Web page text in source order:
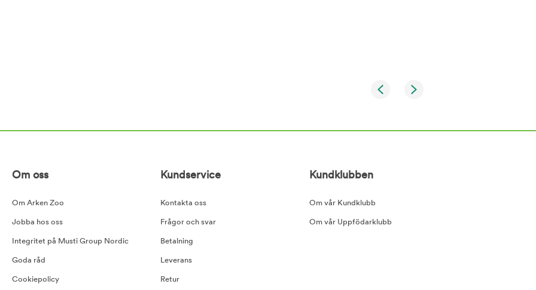
Om oss
Om Arken Zoo
Jobba hos oss
Integritet på Musti Group Nordic
Goda råd
Cookiepolicy
Kundservice
Kontakta oss
Frågor och svar
Betalning
Leverans
Retur
Kundklubben
Om vår Kundklubb
Om vår Uppfödarklubb